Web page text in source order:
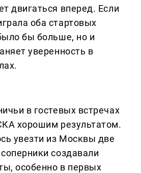
двигаться вперед. Если
оба стартовых
бы больше, но и
уверенность в
в гостевых встречах
хорошим результатом.
увезти из Москвы две
создавали
особенно в первых